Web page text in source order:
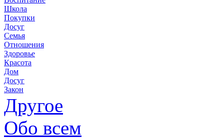
Школа
Покупки
Досуг
Семья
Отношения
Здоровье
Красота
Дом
Досуг
Закон
Другое
Обо всем